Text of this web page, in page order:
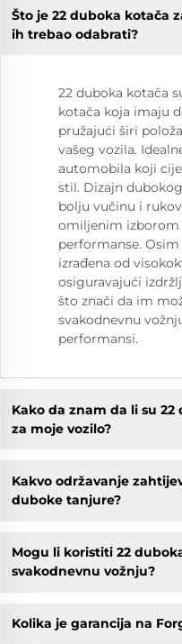
Što je 22 duboka kotača
ih trebao odabrati?
22 duboka kotača
kotača koja imaju
pružajući širi
vašeg vozila.
automobila koji
stil. Dizajn
bolju vučinu i
omiljenim izborom
performanse.
izrađena od
osiguravajući
što znači da im
svakodnevnu
performansi.
Kako da znam da li su
za moje vozilo?
Kakvo održavanje
duboke tanjure?
Mogu li koristiti 22
svakodnevnu vožnju?
Kolika je garancija na